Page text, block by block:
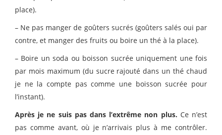
place).
– Ne pas manger de goûters sucrés (goûters salés oui par
contre, et manger des fruits ou boire un thé à la place).
– Boire un soda ou boisson sucrée uniquement une fois
par mois maximum (du sucre rajouté dans un thé chaud
je ne la compte pas comme une boisson sucrée pour
l’instant).
Après je ne suis pas dans l’extrême non plus. Ce n’est
pas comme avant, où je n’arrivais plus à me contrôler.